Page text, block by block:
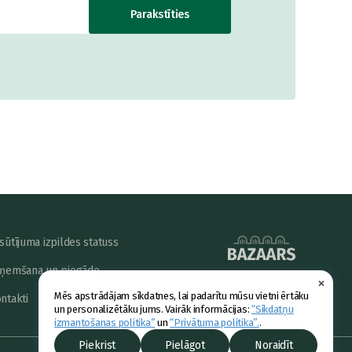
×
Mēs apstrādājam sīkdatnes, lai padarītu mūsu vietni ērtāku
un personalizētāku jums. Vairāk informācijas:“Sīkdatņu
izmantošanas politika” un“Privātuma politika”..
Piekrist Pielāgot Noraidīt
Parakstīties
izpildes statuss
un piegāde